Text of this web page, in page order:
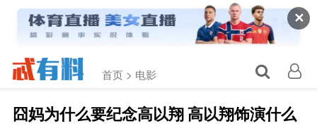
✕
首页 > 电影
囧妈为什么要纪念高以翔 高以翔饰演什么